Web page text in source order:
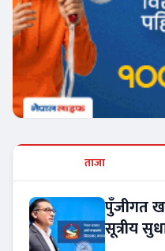
ताजा
पुँजीगत
सूत्रीय